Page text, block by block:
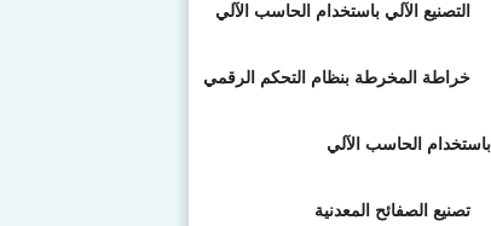
التصنيع الآلي باستخدام الحاسب الآلي
خراطة المخرطة بنظام التحكم الرقمي
باستخدام الحاسب الآلي
تصنيع الصفائح المعدنية